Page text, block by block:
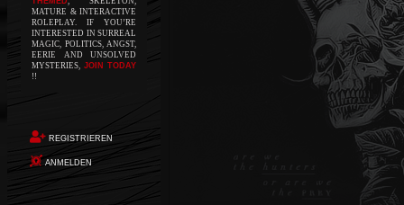
MATURE & INTERACTIVE
ROLEPLAY. IF YOU’RE
INTERESTED IN SURREAL
MAGIC, POLITICS, ANGST,
EERIE AND UNSOLVED
MYSTERIES, JOIN TODAY
!!
REGISTRIEREN
ANMELDEN